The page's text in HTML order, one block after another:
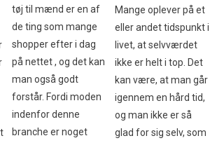
tøj til mænd er en af
de ting som mange
shopper efter i dag
på nettet , og det kan
man også godt
forstår. Fordi moden
indenfor denne
branche er noget
Mange oplever på et
eller andet tidspunkt i
livet, at selvværdet
ikke er helt i top. Det
kan være, at man går
igennem en hård tid,
og man ikke er så
glad for sig selv, som